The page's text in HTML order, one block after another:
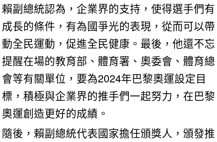
賴副總統認為，企業界的支持，使得選手們有
成長的條件，有為國爭光的表現，從而可以帶
動全民運動，促進全民健康。最後，他還不忘
提醒在場的教育部、體育署、奧委會、體育總
會等有關單位，要為2024年巴黎奧運設定目
標，積極與企業界的推手們一起努力，在巴黎
奧運創造更好的成績。
隨後，賴副總統代表國家擔任頒獎人，頒發推